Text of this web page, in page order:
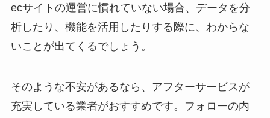
ecサイトの運営に慣れていない場合、データを分
析したり、機能を活用したりする際に、わからな
いことが出てくるでしょう。
そのような不安があるなら、アフターサービスが
充実している業者がおすすめです。フォローの内